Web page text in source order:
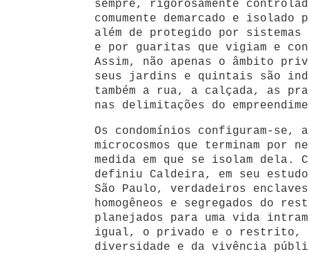
sempre, rigorosamente
comumente demarcado e isolado
além de protegido por sistemas
e por guaritas que vigiam e
Assim, não apenas o âmbito
seus jardins e quintais são
também a rua, a calçada, as
nas delimitações do
Os condomínios configuram-se,
microcosmos que terminam por
medida em que se isolam dela.
definiu Caldeira, em seu estudo
São Paulo, verdadeiros
homogêneos e segregados do
planejados para uma vida
igual, o privado e o restrito,
diversidade e da vivência